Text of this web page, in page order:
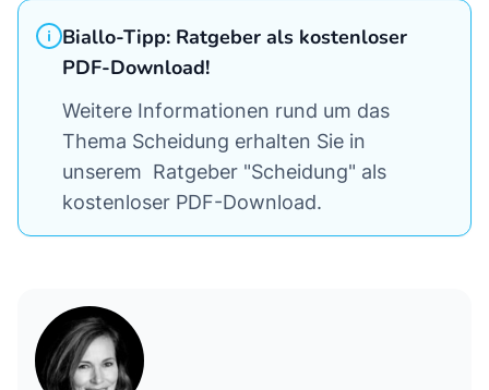
Biallo-Tipp: Ratgeber als kostenloser
PDF-Download!
Weitere Informationen rund um das
Thema Scheidung erhalten Sie in
unserem Ratgeber "Scheidung" als
kostenloser PDF-Download.